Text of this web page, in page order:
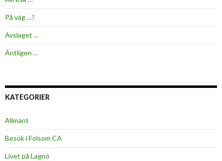
På väg …?
Avslaget …
Äntligen …
KATEGORIER
Allmänt
Besök i Folsom CA
Livet på Lagnö